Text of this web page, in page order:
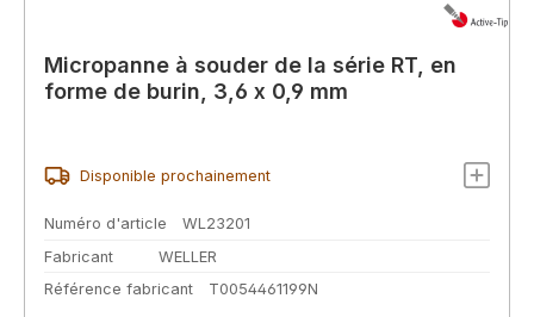
Micropanne à souder de la série RT, en
forme de burin, 3,6 x 0,9 mm
Disponible prochainement
Numéro d'article
WL23201
Fabricant
WELLER
Référence fabricant
T0054461199N